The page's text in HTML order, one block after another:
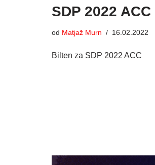
SDP 2022
od Matjaž Murn 16.02.2022
Bilten za SDP 2022 ACC